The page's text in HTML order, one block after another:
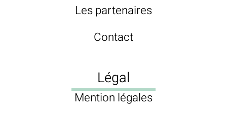
Les partenaires
Contact
Légal
Mention légales